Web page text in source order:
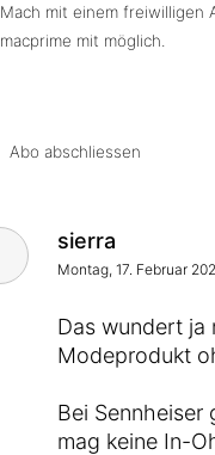
Mach mit einem freiwilligen
macprime mit möglich.
Abo abschliessen
sierra
Montag, 17. Februar
Das wundert ja
Modeprodukt
Bei
mag keine In-